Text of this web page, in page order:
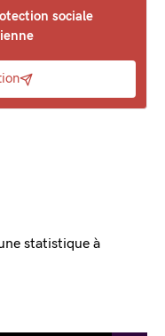
sociale
statistique à